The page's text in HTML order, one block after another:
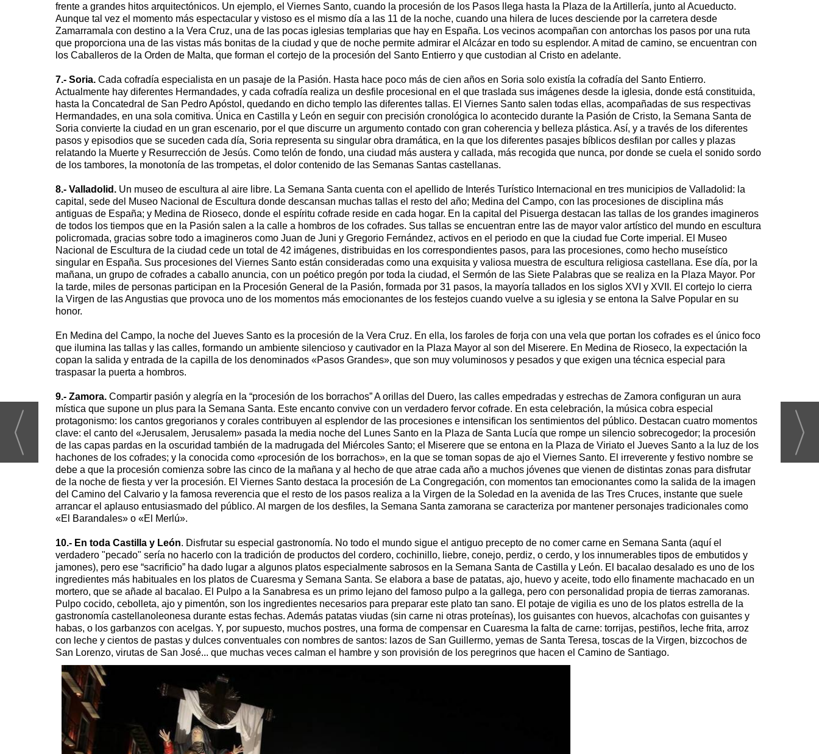
frente a grandes hitos arquitectónicos. Un ejemplo, el Viernes Santo, cuando la procesión de los Pasos llega hasta la Plaza de la Artillería, junto al Acueducto.
Aunque tal vez el momento más espectacular y vistoso es el mismo día a las 11 de la noche, cuando una hilera de luces desciende por la carretera desde
Zamarramala con destino a la Vera Cruz, una de las pocas iglesias templarias que hay en España. Los vecinos acompañan con antorchas los pasos por una ruta
que proporciona una de las vistas más bonitas de la ciudad y que de noche permite admirar el Alcázar en todo su esplendor. A mitad de camino, se encuentran con
los Caballeros de la Orden de Malta, que forman el cortejo de la procesión del Santo Entierro y que custodian al Cristo en adelante.
7.- Soria. Cada cofradía especialista en un pasaje de la Pasión. Hasta hace poco más de cien años en Soria solo existía la cofradía del Santo Entierro.
Actualmente hay diferentes Hermandades, y cada cofradía realiza un desfile procesional en el que traslada sus imágenes desde la iglesia, donde está constituida,
hasta la Concatedral de San Pedro Apóstol, quedando en dicho templo las diferentes tallas. El Viernes Santo salen todas ellas, acompañadas de sus respectivas
Hermandades, en una sola comitiva. Única en Castilla y León en seguir con precisión cronológica lo acontecido durante la Pasión de Cristo, la Semana Santa de
Soria convierte la ciudad en un gran escenario, por el que discurre un argumento contado con gran coherencia y belleza plástica. Así, y a través de los diferentes
pasos y episodios que se suceden cada día, Soria representa su singular obra dramática, en la que los diferentes pasajes bíblicos desfilan por calles y plazas
relatando la Muerte y Resurrección de Jesús. Como telón de fondo, una ciudad más austera y callada, más recogida que nunca, por donde se cuela el sonido sordo
de los tambores, la monotonía de las trompetas, el dolor contenido de las Semanas Santas castellanas.
8.- Valladolid. Un museo de escultura al aire libre. La Semana Santa cuenta con el apellido de Interés Turístico Internacional en tres municipios de Valladolid: la
capital, sede del Museo Nacional de Escultura donde descansan muchas tallas el resto del año; Medina del Campo, con las procesiones de disciplina más
antiguas de España; y Medina de Rioseco, donde el espíritu cofrade reside en cada hogar. En la capital del Pisuerga destacan las tallas de los grandes imagineros
de todos los tiempos que en la Pasión salen a la calle a hombros de los cofrades. Sus tallas se encuentran entre las de mayor valor artístico del mundo en escultura
policromada, gracias sobre todo a imagineros como Juan de Juni y Gregorio Fernández, activos en el periodo en que la ciudad fue Corte imperial. El Museo
Nacional de Escultura de la ciudad cede un total de 42 imágenes, distribuidas en los correspondientes pasos, para las procesiones, como hecho museístico
singular en España. Sus procesiones del Viernes Santo están consideradas como una exquisita y valiosa muestra de escultura religiosa castellana. Ese día, por la
mañana, un grupo de cofrades a caballo anuncia, con un poético pregón por toda la ciudad, el Sermón de las Siete Palabras que se realiza en la Plaza Mayor. Por
la tarde, miles de personas participan en la Procesión General de la Pasión, formada por 31 pasos, la mayoría tallados en los siglos XVI y XVII. El cortejo lo cierra
la Virgen de las Angustias que provoca uno de los momentos más emocionantes de los festejos cuando vuelve a su iglesia y se entona la Salve Popular en su
honor.
En Medina del Campo, la noche del Jueves Santo es la procesión de la Vera Cruz. En ella, los faroles de forja con una vela que portan los cofrades es el único foco
que ilumina las tallas y las calles, formando un ambiente silencioso y cautivador en la Plaza Mayor al son del Miserere. En Medina de Rioseco, la expectación la
copan la salida y entrada de la capilla de los denominados «Pasos Grandes», que son muy voluminosos y pesados y que exigen una técnica especial para
traspasar la puerta a hombros.
9.- Zamora. Compartir pasión y alegría en la “procesión de los borrachos” A orillas del Duero, las calles empedradas y estrechas de Zamora configuran un aura
mística que supone un plus para la Semana Santa. Este encanto convive con un verdadero fervor cofrade. En esta celebración, la música cobra especial
protagonismo: los cantos gregorianos y corales contribuyen al esplendor de las procesiones e intensifican los sentimientos del público. Destacan cuatro momentos
clave: el canto del «Jerusalem, Jerusalem» pasada la media noche del Lunes Santo en la Plaza de Santa Lucía que rompe un silencio sobrecogedor; la procesión
de las capas pardas en la oscuridad también de la madrugada del Miércoles Santo; el Miserere que se entona en la Plaza de Viriato el Jueves Santo a la luz de los
hachones de los cofrades; y la conocida como «procesión de los borrachos», en la que se toman sopas de ajo el Viernes Santo. El irreverente y festivo nombre se
debe a que la procesión comienza sobre las cinco de la mañana y al hecho de que atrae cada año a muchos jóvenes que vienen de distintas zonas para disfrutar
de la noche de fiesta y ver la procesión. El Viernes Santo destaca la procesión de La Congregación, con momentos tan emocionantes como la salida de la imagen
del Camino del Calvario y la famosa reverencia que el resto de los pasos realiza a la Virgen de la Soledad en la avenida de las Tres Cruces, instante que suele
arrancar el aplauso entusiasmado del público. Al margen de los desfiles, la Semana Santa zamorana se caracteriza por mantener personajes tradicionales como
«El Barandales» o «El Merlú».
10.- En toda Castilla y León. Disfrutar su especial gastronomía. No todo el mundo sigue el antiguo precepto de no comer carne en Semana Santa (aquí el
verdadero "pecado" sería no hacerlo con la tradición de productos del cordero, cochinillo, liebre, conejo, perdiz, o cerdo, y los innumerables tipos de embutidos y
jamones), pero ese “sacrificio” ha dado lugar a algunos platos especialmente sabrosos en la Semana Santa de Castilla y León. El bacalao desalado es uno de los
ingredientes más habituales en los platos de Cuaresma y Semana Santa. Se elabora a base de patatas, ajo, huevo y aceite, todo ello finamente machacado en un
mortero, que se añade al bacalao. El Pulpo a la Sanabresa es un primo lejano del famoso pulpo a la gallega, pero con personalidad propia de tierras zamoranas.
Pulpo cocido, cebolleta, ajo y pimentón, son los ingredientes necesarios para preparar este plato tan sano. El potaje de vigilia es uno de los platos estrella de la
gastronomía castellanoleonesa durante estas fechas. Además patatas viudas (sin carne ni otras proteínas), los guisantes con huevos, alcachofas con guisantes y
habas, o los garbanzos con acelgas. Y, por supuesto, muchos postres, una forma de compensar en Cuaresma la falta de carne: torrijas, pestiños, leche frita, arroz
con leche y cientos de pastas y dulces conventuales con nombres de santos: lazos de San Guillermo, yemas de Santa Teresa, toscas de la Virgen, bizcochos de
San Lorenzo, virutas de San José... que muchas veces calman el hambre y son provisión de los peregrinos que hacen el Camino de Santiago.